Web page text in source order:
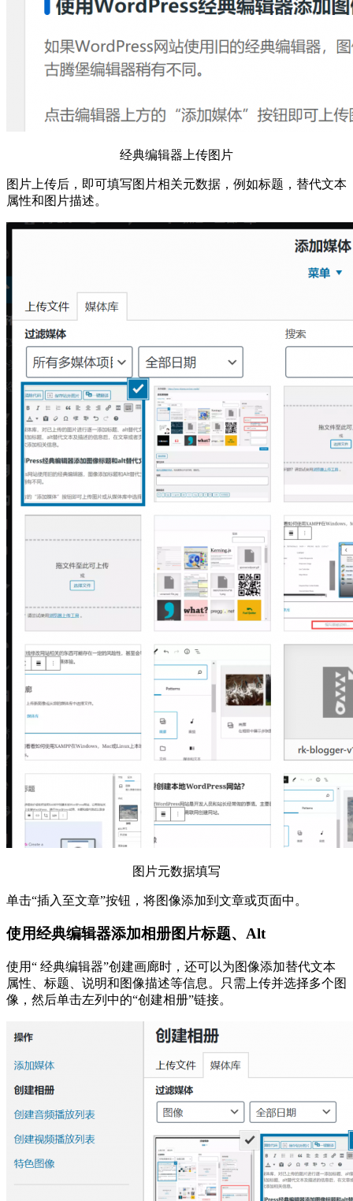
经典编辑器上传图片
图片上传后，即可填写图片相关元数据，例如标题，替代文本
属性和图片描述。
图片元数据填写
单击“插入至文章”按钮，将图像添加到文章或页面中。
使用经典编辑器添加相册图片标题、Alt
使用“ 经典编辑器”创建画廊时，还可以为图像添加替代文本
属性、标题、说明和图像描述等信息。只需上传并选择多个图
像，然后单击左列中的“创建相册”链接。